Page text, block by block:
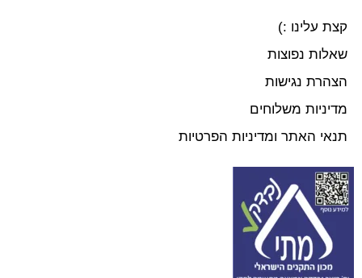
קצת עלינו :)
שאלות נפוצות
הצהרת נגישות
מדיניות משלוחים
תנאי האתר ומדיניות הפרטיות